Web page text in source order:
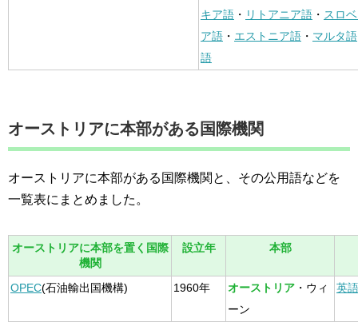
キア語 ・ リトアニア語 ・ スロ
ア語 ・ エストニア語 ・ マルタ語
語
オーストリアに本部がある国際機関
オーストリアに本部がある国際機関と、その公用語などを
一覧表にまとめました。
オーストリアに本部を置く国際
機関
設立年 本部
OPEC(石油輸出国機構) 1960年 オーストリア ・ウィ
ーン
英語